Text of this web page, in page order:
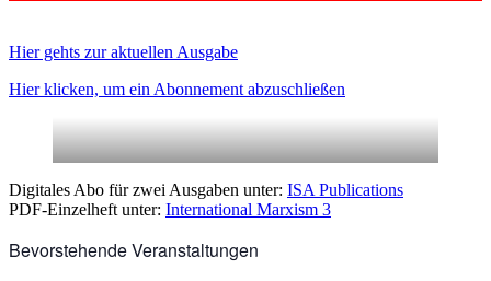
Hier gehts zur aktuellen Ausgabe
Hier klicken, um ein Abonnement abzuschließen
Digitales Abo für zwei Ausgaben unter: ISA Publications
PDF-Einzelheft unter: International Marxism 3
Bevorstehende Veranstaltungen